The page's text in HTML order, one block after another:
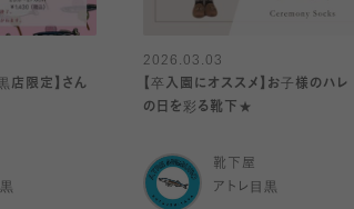
店限定】さん
2026.03.03
【卒入園にオススメ】お子様のハレ
の日を彩る靴下★
靴下屋
アトレ目黒